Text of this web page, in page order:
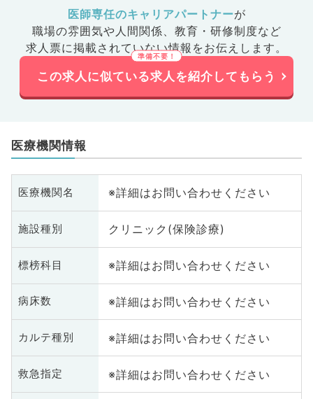
医師専任のキャリアパートナーが
職場の雰囲気や人間関係、 教育・研修制度など
求人票に掲載されていない情報をお伝えします。
この求人に似ている求人を紹介してもらう
医療機関情報
医療機関名 ※詳細はお問い合わせください
施設種別 クリニック(保険診療)
標榜科目 ※詳細はお問い合わせください
病床数 ※詳細はお問い合わせください
カルテ種別 ※詳細はお問い合わせください
救急指定 ※詳細はお問い合わせください